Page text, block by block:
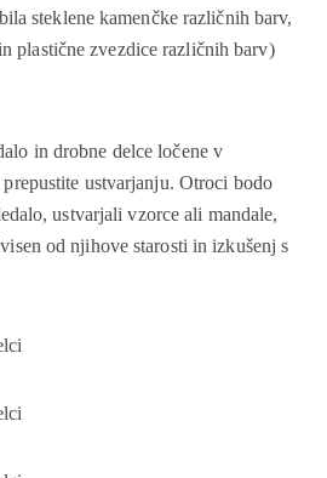
steklene kamenčke različnih barv,
plastične zvezdice različnih barv)
in drobne delce ločene v
ustvarjanju. Otroci bodo
ustvarjali vzorce ali mandale,
od njihove starosti in izkušenj s